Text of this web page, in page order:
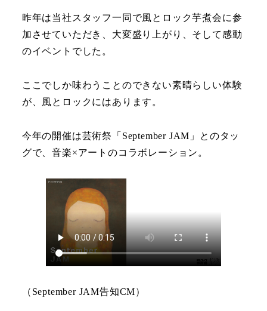
昨年は当社スタッフ一同で風とロック芋煮会に参
加させていただき、大変盛り上がり、そして感動
のイベントでした。
ここでしか味わうことのできない素晴らしい体験
が、風とロックにはあります。
今年の開催は芸術祭「September JAM」とのタッ
グで、音楽×アートのコラボレーション。
（September JAM告知CM）